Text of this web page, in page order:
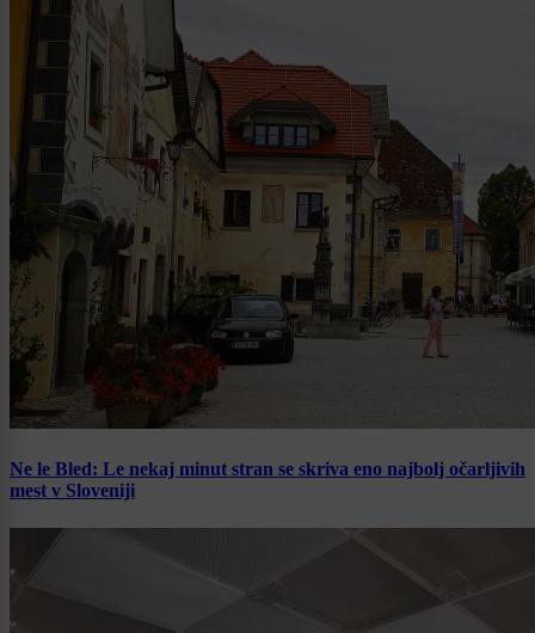
Ne le Bled: Le nekaj minut stran se skriva eno najbolj očarljivih
mest v Sloveniji